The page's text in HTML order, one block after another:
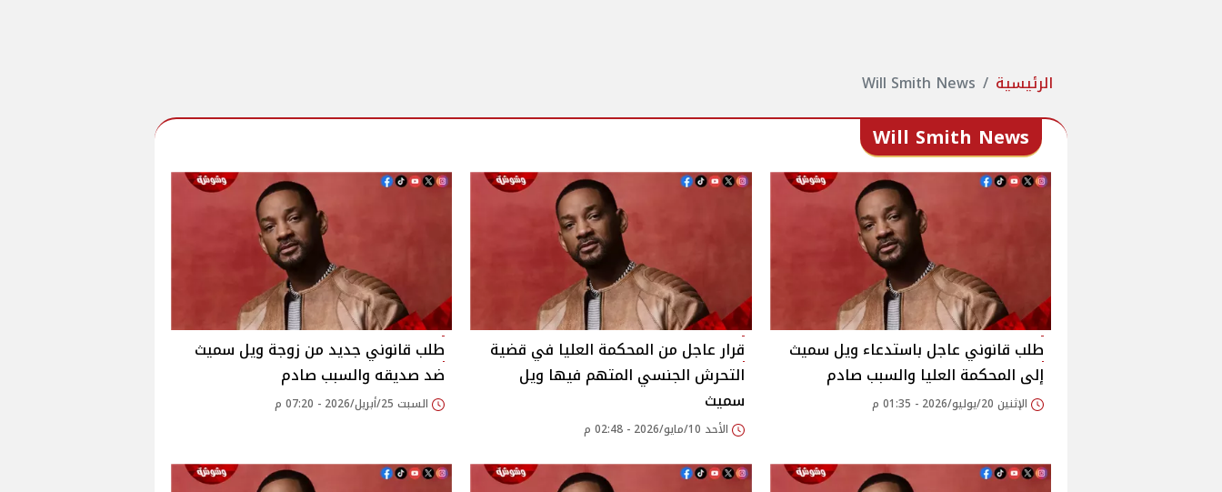
الرئيسية Will Smith News
Will Smith News
طلب قانوني عاجل باستدعاء ويل سميث
إلى المحكمة العليا والسبب صادم
الإثنين 20/يوليو/2026 - 01:35 م
قرار عاجل من المحكمة العليا في قضية
التحرش الجنسي المتهم فيها ويل
سميث
الأحد 10/مايو/2026 - 02:48 م
طلب قانوني جديد من زوجة ويل سميث
ضد صديقه والسبب صادم
السبت 25/أبريل/2026 - 07:20 م